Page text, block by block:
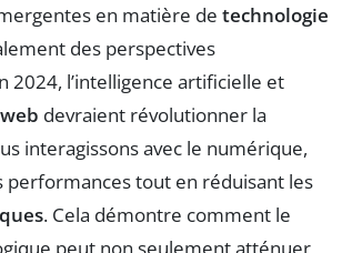
en matière de technologie
des perspectives
2024, l’intelligence artificielle et
devraient révolutionner la
interagissons avec le numérique,
performances tout en réduisant les
. Cela démontre comment le
peut non seulement atténuer